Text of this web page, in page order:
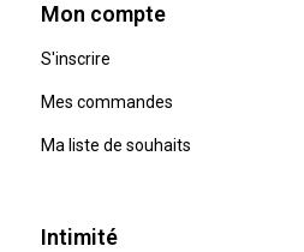
Mon compte
S'inscrire
Mes commandes
Ma liste de souhaits
Intimité